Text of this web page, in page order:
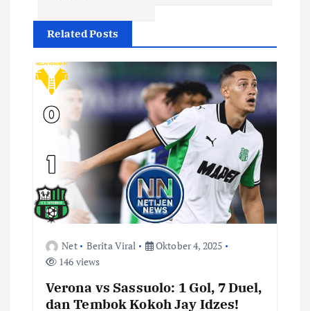
g
a
s
o
s
Related Posts
Net Berita Viral
Oktober 4, 2025
146 views
Verona vs Sassuolo: 1 Gol, 7 Duel,
dan Tembok Kokoh Jay Idzes!